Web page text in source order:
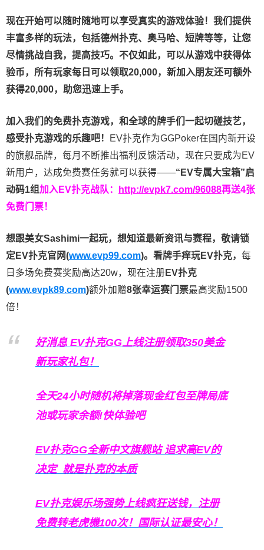
现在开始可以随时随地可以享受真实的游戏体验！我们提供
丰富多样的玩法，包括德州扑克、奥马哈、短牌等等，让您
尽情挑战自我，提高技巧。不仅如此， 可以从游戏中获得体
验币，所有玩家每日可以领取20,000，新加入朋友还可额外
获得20,000，助您迅速上手。
加入我们的免费扑克游戏，和全球的牌手们一起切磋技艺，
感受扑克游戏的乐趣吧！
EV扑克作为GGPoker在国内新开设
的旗舰品牌，每月不断推出福利反馈活动，现在只要成为EV
新用户，达成免费赛任务就可以获得——“EV专属大宝箱”启
动码1组加入EV扑克战队： http://evpk7.com/96088再送4张
免费门票！
想跟美女Sashimi一起玩， 想知道最新资讯与赛程， 敬请锁
定EV扑克官网(www.evp99.com)。 看牌手痒玩EV扑克， 每
日多场免费赛奖励高达20w，现在注册 EV扑克
(www.evpk89.com)额外加赠8张幸运赛门票最高奖励1500
倍！
好消息 EV扑克GG上线注册领取350美金
新玩家礼包！
全天24小时随机将掉落现金红包至牌局底
池或玩家余额!快体验吧
EV扑克GG全新中文旗舰站追求高EV的
决定 就是扑克的本质
EV扑克娱乐场强势上线疯狂送钱，注册
免费转老虎機100次！国际认证最安心！